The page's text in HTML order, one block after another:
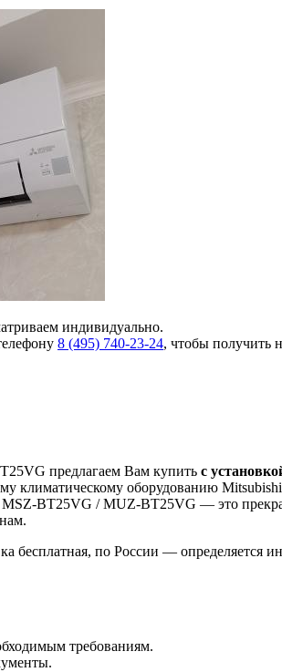
индивидуально.
8 (495) 740-23-24, чтобы получить
предлагаем Вам купить с
климатическому оборудованию
BT25VG / MUZ-BT25VG — это
бесплатная, по России — определяется
требованиям.